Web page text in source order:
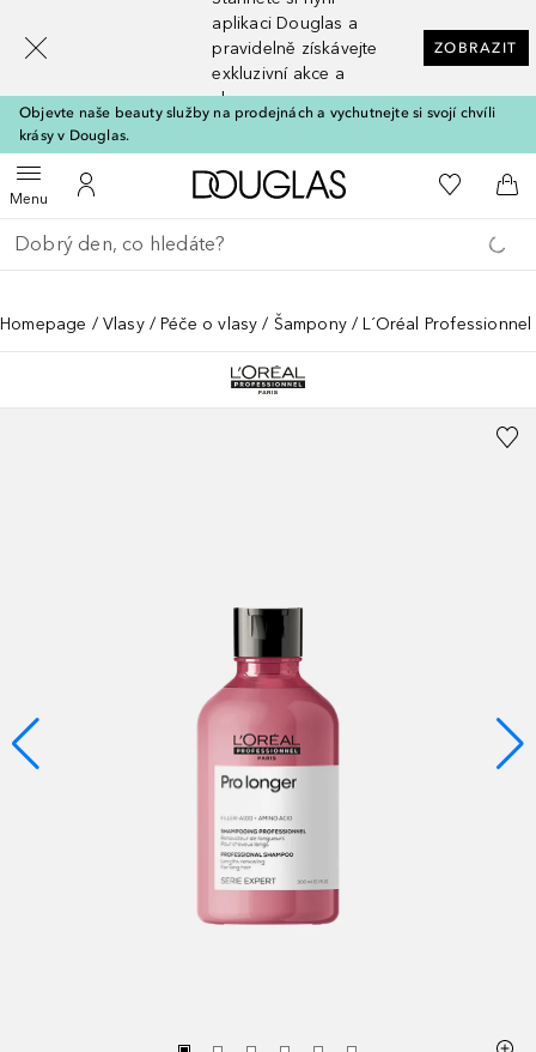
aplikaci Douglas a
pravidelně získávejte
exkluzivní akce a
slevy
ZOBRAZIT
Objevte naše beauty služby na prodejnách a vychutnejte si svojí chvíli
krásy v Douglas.
MenuOtevřít menuK mému účtu
Domů K mému
Do
Vraťte se
Proveďte vyhledávání
Homepage Vlasy Péče o vlasy Šampony L´Oréal
[navigation.slideout.screenreader]